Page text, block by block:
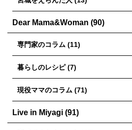
Dear Mama&Woman (90)
専門家のコラム (11)
暮らしのレシピ (7)
現役ママのコラム (71)
Live in Miyagi (91)